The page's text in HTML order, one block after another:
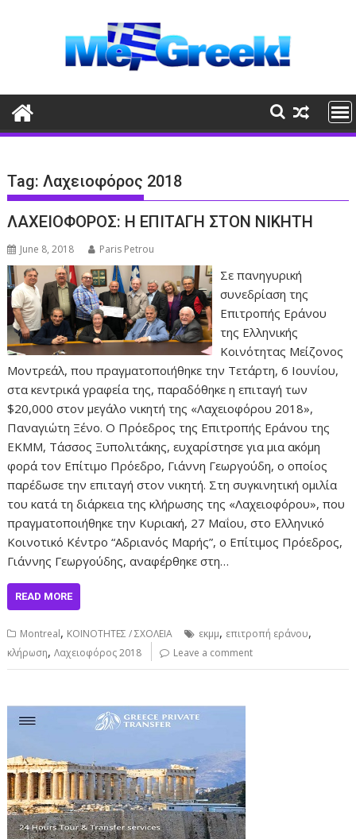
Tag:Λαχειοφόρος 2018
ΛΑΧΕΙΟΦΟΡΟΣ: Η ΕΠΙΤΑΓΗ ΣΤΟΝ ΝΙΚΗΤΗ
June 8, 2018 Paris Petrou
Σε πανηγυρική
συνεδρίαση της
Επιτρο­πής Εράνου
της Ελληνικής
Κοινότητας Μείζονος
Μοντρεάλ, που πραγματο­ποιήθηκε την Τετάρτη, 6 Ιουνίου,
στα κεντρι­κά γραφεία της, παραδόθηκε η επιταγή των
$20,000 στον μεγάλο νικητή της «Λαχειοφόρου 2018»,
Παναγιώτη Ξένο. Ο Πρόεδρος της Επιτροπής Εράνου της
ΕΚΜΜ, Τάσ­σος Ξυπολιτάκης, ευχαρίστησε για μια ακό­μη
φορά τον Επίτιμο Πρόεδρο, Γιάννη Γε­ωργούδη, ο οποίος
παρέδωσε την επιταγή στον νικητή. Στη συγκινητική ομιλία
του κατά τη διάρκεια της κλήρωσης της «Λαχειοφόρου», που
πραγματοποιήθηκε την Κυριακή, 27 Μαΐου, στο Ελληνικό
Κοινοτικό Κέντρο “Αδριανός Μαρής”, ο Επίτιμος Πρόεδρος,
Γιάννης Γεωργούδης, αναφέρθηκε στη…
READ MORE
Montreal, ΚΟΙΝΟΤΗΤΕΣ / ΣΧΟΛΕΙΑ εκμμ, επιτροπή εράνου,
κλήρωση,Λαχειοφόρος 2018 Leave a comment